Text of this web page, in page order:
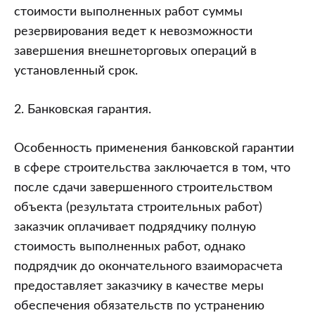
стоимости выполненных работ суммы
резервирования ведет к невозможности
завершения внешнеторговых операций в
установленный срок.
2. Банковская гарантия.
Особенность применения банковской гарантии
в сфере строительства заключается в том, что
после сдачи завершенного строительством
объекта (результата строительных работ)
заказчик оплачивает подрядчику полную
стоимость выполненных работ, однако
подрядчик до окончательного взаиморасчета
предоставляет заказчику в качестве меры
обеспечения обязательств по устранению